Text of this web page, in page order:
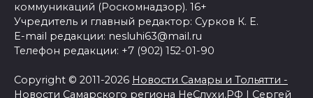
коммуникаций (Роскомнадзор). 16+
Учредитель и главный редактор: Сурков К. Е.
E-mail редакции: nesluhi63@mail.ru
Телефон редакции: +7 (902) 152-01-90
Copyright © 2011-2026 Новости Самары и Тольятти -
Новости Самарского региона НеСлухи.РФ | Сергей